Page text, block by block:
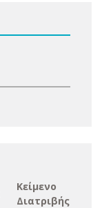
Κείμενο
Διατριβής